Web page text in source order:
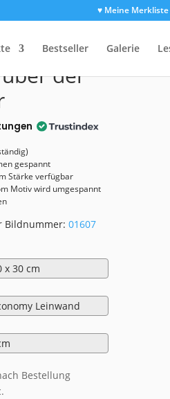
♥ Meine Merkliste
Bestseller Galerie
der
gespannt
Stärke verfügbar
Motiv wird umgespannt
Bildnummer:01607
Bestellung